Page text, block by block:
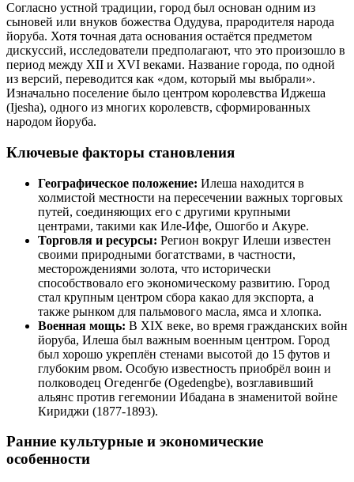
Согласно устной традиции, город был основан одним из
сыновей или внуков божества Одудува, прародителя народа
йоруба. Хотя точная дата основания остаётся предметом
дискуссий, исследователи предполагают, что это произошло в
период между XII и XVI веками. Название города, по одной
из версий, переводится как «дом, который мы выбрали».
Изначально поселение было центром королевства Иджеша
(Ijesha), одного из многих королевств, сформированных
народом йоруба.
Ключевые факторы становления
Географическое положение: Илеша находится в
холмистой местности на пересечении важных торговых
путей, соединяющих его с другими крупными
центрами, такими как Иле-Ифе, Ошогбо и Акуре.
Торговля и ресурсы: Регион вокруг Илеши известен
своими природными богатствами, в частности,
месторождениями золота, что исторически
способствовало его экономическому развитию. Город
стал крупным центром сбора какао для экспорта, а
также рынком для пальмового масла, ямса и хлопка.
Военная мощь: В XIX веке, во время гражданских войн
йоруба, Илеша был важным военным центром. Город
был хорошо укреплён стенами высотой до 15 футов и
глубоким рвом. Особую известность приобрёл воин и
полководец Огеденгбе (Ogedengbe), возглавивший
альянс против гегемонии Ибадана в знаменитой войне
Кириджи (1877-1893).
Ранние культурные и экономические
особенности